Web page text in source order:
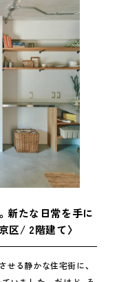
新たな日常を手に
区/ 2階建て〉
る静かな住宅街に、